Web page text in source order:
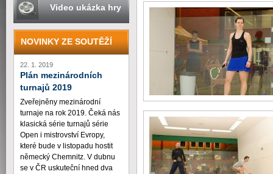
Video ukázka hry
NOVINKY ZE SOUTĚŽÍ
22. 1. 2019
Plán mezinárodních
turnajů 2019
Zveřejněny mezinárodní
turnaje na rok 2019. Čeká nás
klasická série turnajů série
Open i mistrovství Evropy,
které bude v listopadu hostit
německý Chemnitz. V dubnu
se v ČR uskuteční hned dva